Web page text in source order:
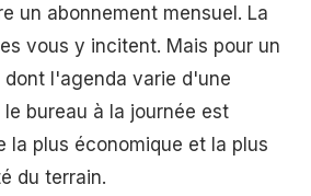
un abonnement mensuel. La
vous y incitent. Mais pour un
l'agenda varie d'une
bureau à la journée est
la plus économique et la plus
du terrain.